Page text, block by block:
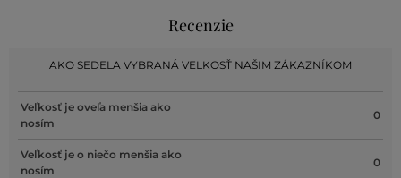
Recenzie
AKO SEDELA VYBRANÁ VEĽKOSŤ NAŠIM ZÁKAZNÍKOM
Veľkosť je oveľa menšia ako
nosím
0
Veľkosť je o niečo menšia ako
nosím
0